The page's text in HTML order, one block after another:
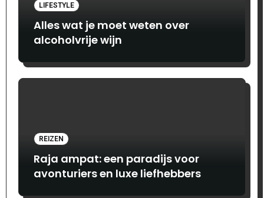
LIFESTYLE
Alles wat je moet weten over
alcoholvrije wijn
REIZEN
Raja ampat: een paradijs voor
avonturiers en luxe liefhebbers